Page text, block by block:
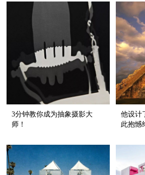
3分钟教你成为抽象摄影大
师！
他设计
此抱憾